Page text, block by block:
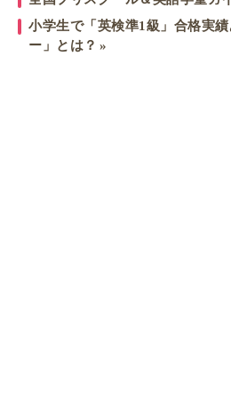
小学生で「英検準1級」合格実
ー」とは？